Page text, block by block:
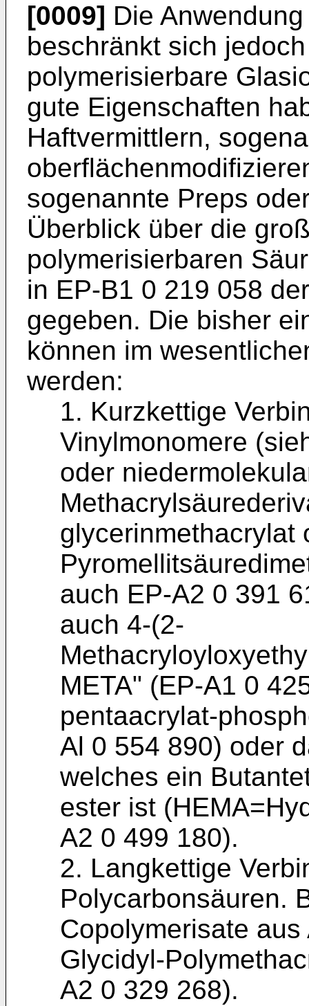
[0009] Die
beschränkt sich
polymerisierbare
gute Eigenschaften
Haftvermittlern,
sogenannte Preps
Überblick über die
polymerisierbaren
in EP-B1 0 219 058
gegeben. Die bisher
können im
werden:
1. Kurzkettige
Vinylmonomere
oder
glycerinmethacrylat
auch EP-A2 0 391
auch 4-(2-
META" (EP-A1 0
pentaacrylat-
Al 0 554 890) oder
welches ein
ester ist
A2 0 499 180).
2. Langkettige
Polycarbonsäuren.
Copolymerisate
Glycidyl-
A2 0 329 268).